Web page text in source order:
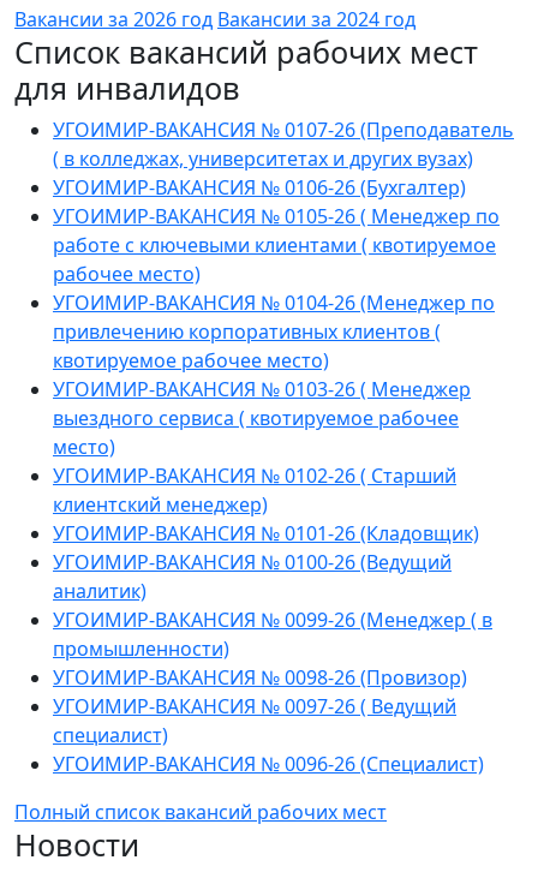
Вакансии за 2026 год Вакансии за 2024 год
Список вакансий рабочих мест
для инвалидов
УГОИМИР-ВАКАНСИЯ № 0107-26 (Преподаватель
( в колледжах, университетах и других вузах)
УГОИМИР-ВАКАНСИЯ № 0106-26 (Бухгалтер)
УГОИМИР-ВАКАНСИЯ № 0105-26 ( Менеджер по
работе с ключевыми клиентами ( квотируемое
рабочее место)
УГОИМИР-ВАКАНСИЯ № 0104-26 (Менеджер по
привлечению корпоративных клиентов (
квотируемое рабочее место)
УГОИМИР-ВАКАНСИЯ № 0103-26 ( Менеджер
выездного сервиса ( квотируемое рабочее
место)
УГОИМИР-ВАКАНСИЯ № 0102-26 ( Старший
клиентский менеджер)
УГОИМИР-ВАКАНСИЯ № 0101-26 (Кладовщик)
УГОИМИР-ВАКАНСИЯ № 0100-26 (Ведущий
аналитик)
УГОИМИР-ВАКАНСИЯ № 0099-26 (Менеджер ( в
промышленности)
УГОИМИР-ВАКАНСИЯ № 0098-26 (Провизор)
УГОИМИР-ВАКАНСИЯ № 0097-26 ( Ведущий
специалист)
УГОИМИР-ВАКАНСИЯ № 0096-26 (Специалист)
Полный список вакансий рабочих мест
Новости